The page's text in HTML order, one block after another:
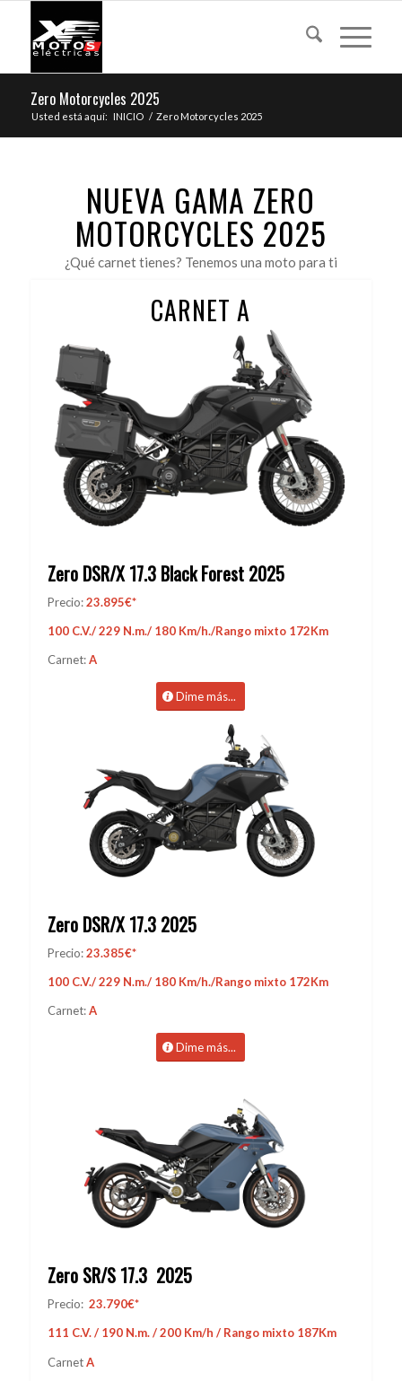
Zero Motorcycles 2025
Usted está aquí: INICIO / Zero Motorcycles 2025
NUEVA GAMA ZERO
MOTORCYCLES 2025
¿Qué carnet tienes? Tenemos una moto para ti
CARNET A
Zero DSR/X 17.3 Black Forest 2025
Precio:23.895€*
100 C.V./ 229 N.m./ 180 Km/h./Rango mixto 172Km
Carnet:A
Dime más...
Zero DSR/X 17.3 2025
Precio:23.385€*
100 C.V./ 229 N.m./ 180 Km/h./Rango mixto 172Km
Carnet:A
Dime más...
Zero SR/S 17.3 2025
Precio: 23.790€*
111 C.V. / 190 N.m. / 200 Km/h / Rango mixto 187Km
CarnetA